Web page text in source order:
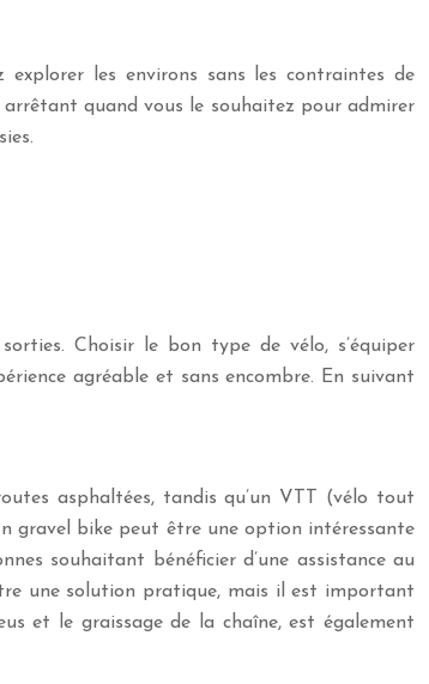
les environs sans les contraintes de
quand vous le souhaitez pour admirer
Choisir le bon type de vélo, s’équiper
agréable et sans encombre. En suivant
asphaltées, tandis qu’un VTT (vélo tout
gravel bike peut être une option intéressante
souhaitant bénéficier d’une assistance au
une solution pratique, mais il est important
et le graissage de la chaîne, est également